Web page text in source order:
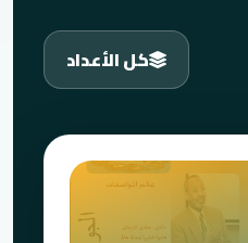
كل الأعداد